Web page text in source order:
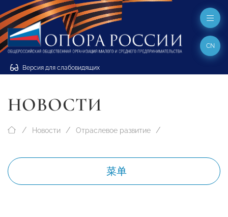
Версия для слабовидящих
CN
НОВОСТИ
Новости Отраслевое развитие
菜单